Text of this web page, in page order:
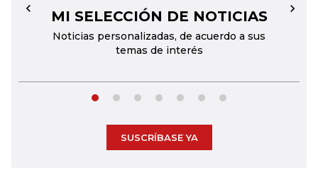
MI SELECCIÓN DE NOTICIAS
Noticias personalizadas, de acuerdo a sus
temas de interés
← →
SUSCRÍBASE YA